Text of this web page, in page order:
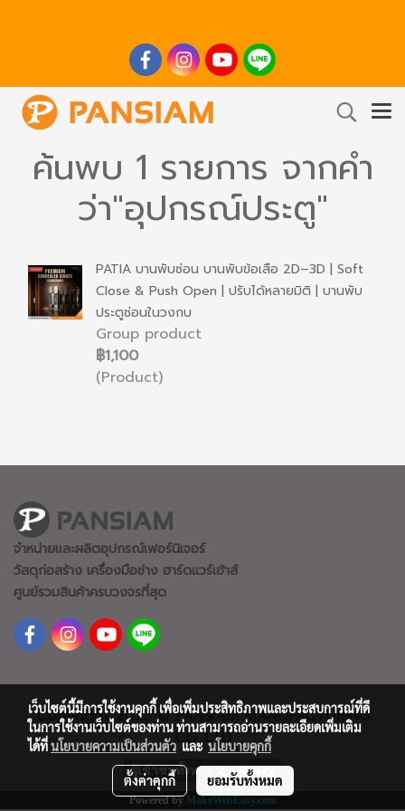
ค้นพบ 1 รายการ จากคำ
ว่า"อุปกรณ์ประตู"
PATIA บานพับซ่อน บานพับข้อเสือ 2D–3D | Soft
Close & Push Open | ปรับได้หลายมิติ | บานพับ
ประตูซ่อนในวงกบ
Group product
฿1,100
(Product)
จำหน่ายและผลิตอุปกรณ์เฟอร์นิเจอร์
วัสดุก่อสร้าง เครื่องมือช่าง ฮาร์ดแวร์เฮ้าส์
ศูนย์รวมสินค้าครบวงจรที่สุด
Copyright 2023 © PANSIAM MANUFACTURING
CO.,LTD
ผู้เข้าชมทั้งหมด2,440,572
Powered byMakeWebEasy.com
เว็บไซต์นี้มีการใช้งานคุกกี้ เพื่อเพิ่มประสิทธิภาพและประสบการณ์ที่ดี
ในการใช้งานเว็บไซต์ของท่าน ท่านสามารถอ่านรายละเอียดเพิ่มเติม
ได้ที่นโยบายความเป็นส่วนตัว และ นโยบายคุกกี้
ตั้งค่าคุกกี้ ยอมรับทั้งหมด